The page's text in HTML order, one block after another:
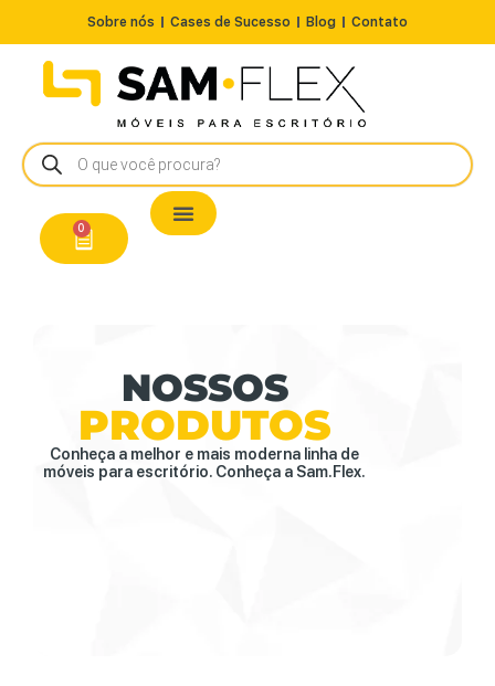
Sobre nós Cases de Sucesso Blog Contato
0
NOSSOS
PRODUTOS
Conheça a melhor e mais moderna linha de
móveis para escritório. Conheça a Sam.Flex.